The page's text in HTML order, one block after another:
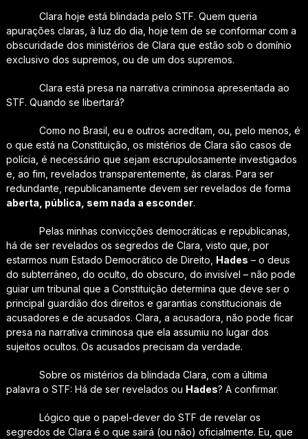
Clara hoje está blindada pelo STF. Quem queria
apurações claras, à luz do dia, hoje tem de se conformar com a
obscuridade dos ministérios de Clara que estão sob o domínio
exclusivo dos supremos, ou de um dos supremos.
Clara está presa na narrativa criminosa apresentada ao
STF. Quando se libertará?
Como no Brasil, eu e outros acreditam, ou, pelo menos, é
o que está na Constituição, os mistérios de Clara são casos de
polícia, é necessário que sejam escrupulosamente investigados
e, ao fim, revelados transparentemente, às claras. Para ser
redundante, republicanamente devem ser revelados de forma
aberta, pública, sem nada a esconder.
Pelas minhas convicções democráticas e republicanas,
há de ser revelados os segredos de Clara, visto que, por
estarmos num Estado Democrático de Direito, Hades – o deus
do subterrâneo, do oculto, do obscuro, do invisível – não pode
guiar um tribunal que a Constituição determina que deve ser o
principal guardião dos direitos e garantias constitucionais de
acusadores e de acusados. Clara, a acusadora, não pode ficar
presa na narrativa criminosa que ela assumiu no lugar dos
sujeitos ocultos. Os acusados precisam da verdade.
Sobre os mistérios da blindada Clara, com a última
palavra o STF: Há de ser revelados ou Hades? A confirmar.
Lógico que o papel-dever do STF de revelar os
segredos de Clara é o que sairá (ou não) oficialmente. Eu, que